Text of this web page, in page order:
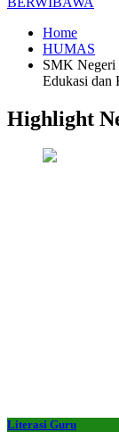
Home
HUMAS
SMK Negeri
Edukasi dan
Highlight
Literasi Guru